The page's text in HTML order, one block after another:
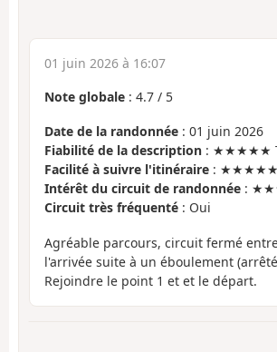
01 juin 2026 à 16:07
Note globale : 4.7 / 5
Date de la randonnée : 01 juin 2026
Fiabilité de la description : ★★★★★
Facilité à suivre l'itinéraire : ★★★★★
Intérêt du circuit de randonnée :
Circuit très fréquenté : Oui
Agréable parcours, circuit fermé
l'arrivée suite à un éboulement
Rejoindre le point 1 et et le départ.